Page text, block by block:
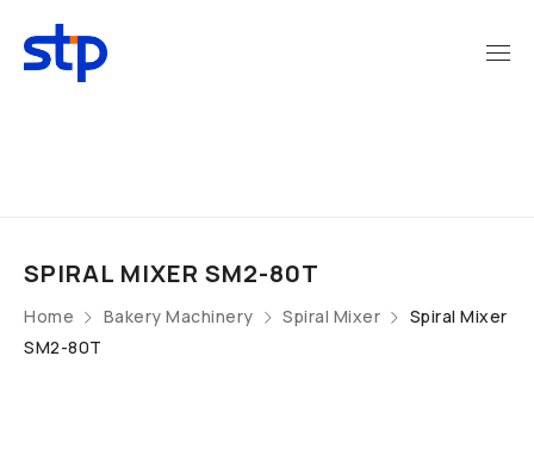
Home Bakery Machinery Spiral Mixer
Spiral Mixer
SM2-80T
SPIRAL MIXER SM2-80T